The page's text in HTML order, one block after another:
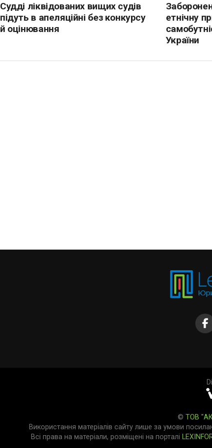
етнічну
України
Судді ліквідованих вищих судів
підуть в апеляційні без конкурсу
й оцінювання
© ТОВ
Використання матеріалів сайту лише за умови
Всі права на матеріали, розміщені на порталі